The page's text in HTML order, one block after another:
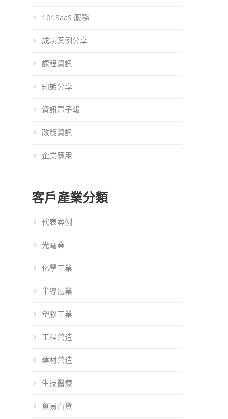
世界資訊
年改版資訊說明
101SaaS 服務
成功案例分享
課程資訊
知識分享
資訊電子報
改版資訊
企業應用
客戶產業分類
代表案例
光電業
化學工業
半導體業
塑膠工業
工程營造
建材營造
生技醫療
貿易百貨